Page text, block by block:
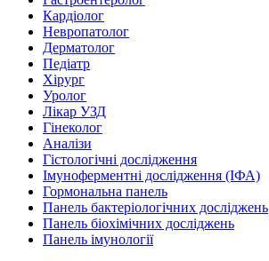
Кардіолог
Невропатолог
Дерматолог
Педіатр
Хірург
Уролог
Лікар УЗД
Гінеколог
Аналізи
Гістологічні дослідження
Імуноферментні дослідження (ІФА)
Гормональна панель
Панель бактеріологічних досліджень
Панель біохімічних досліджень
Панель імунології